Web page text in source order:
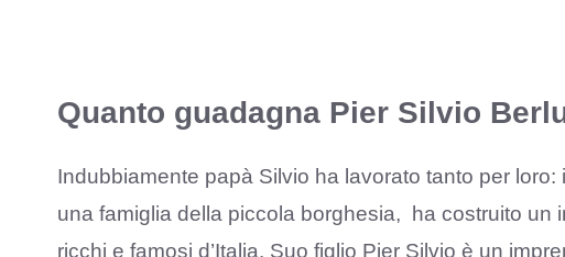
Quanto guadagna Pier Silvio
Indubbiamente papà Silvio ha lavorato tanto per
una famiglia della piccola borghesia, ha costruito un
ricchi e famosi d’Italia. Suo figlio Pier Silvio è un